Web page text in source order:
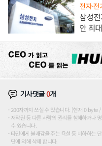
전자·전
삼성
안 최
기사댓글0개
200자까지 쓰실 수 있습니다. (현재 0 byte
저작권 등 다른 사람의 권리를 침해하거나
수 있습니다.
타인에게 불쾌감을 주는 욕설 등 비하하는
단에 의해 삭제 합니다.